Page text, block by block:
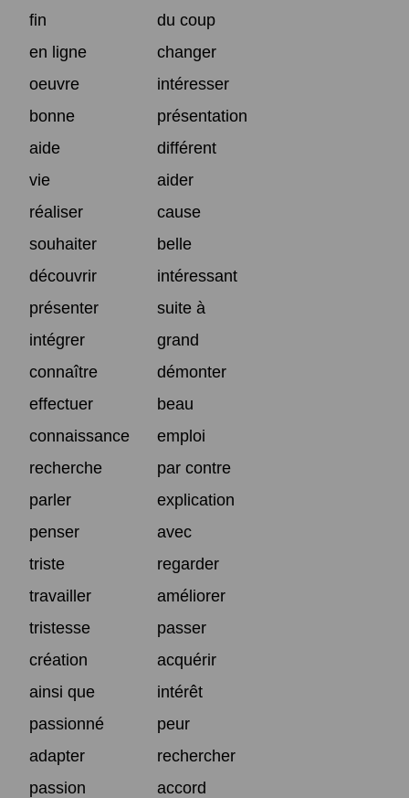
fin
du coup
en ligne
changer
oeuvre
intéresser
bonne
présentation
aide
différent
vie
aider
réaliser
cause
souhaiter
belle
découvrir
intéressant
présenter
suite à
intégrer
grand
connaître
démonter
effectuer
beau
connaissance
emploi
recherche
par contre
parler
explication
penser
avec
triste
regarder
travailler
améliorer
tristesse
passer
création
acquérir
ainsi que
intérêt
passionné
peur
adapter
rechercher
passion
accord